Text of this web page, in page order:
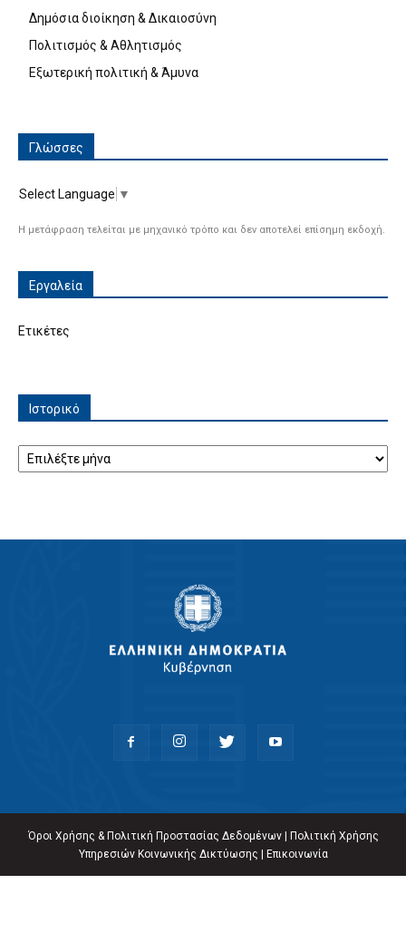
Δημόσια διοίκηση & Δικαιοσύνη
Πολιτισμός & Αθλητισμός
Εξωτερική πολιτική & Άμυνα
Γλώσσες
Select Language ▼
Η μετάφραση τελείται με μηχανικό τρόπο και δεν αποτελεί επίσημη εκδοχή.
Εργαλεία
Ετικέτες
Ιστορικό
Όροι Χρήσης & Πολιτική Προστασίας Δεδομένων|
Πολιτική Χρήσης
Υπηρεσιών Κοινωνικής Δικτύωσης
Επικοινωνία